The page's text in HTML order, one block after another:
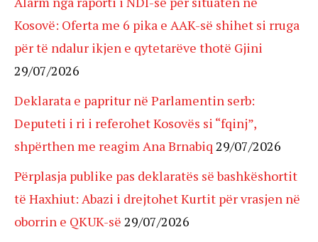
Kosovë: Oferta me 6 pika e AAK-së shihet si rruga
për të ndalur ikjen e qytetarëve thotë Gjini
29/07/2026
Deklarata e papritur në Parlamentin serb:
Deputeti i ri i referohet Kosovës si “fqinj”,
shpërthen me reagim Ana Brnabiq 29/07/2026
Përplasja publike pas deklaratës së bashkëshortit
të Haxhiut: Abazi i drejtohet Kurtit për vrasjen në
oborrin e QKUK-së 29/07/2026